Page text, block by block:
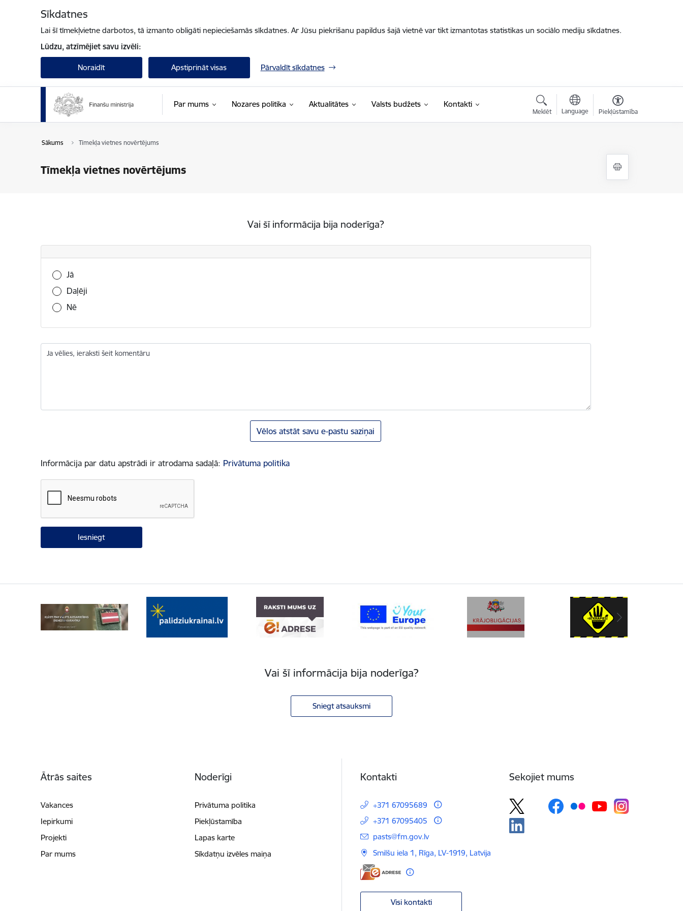
Sīkdatnes
Lai šī tīmekļvietne darbotos, tā izmanto obligāti nepieciešamās sīkdatnes. Ar Jūsu piekrišanu papildus šajā vietnē var tikt izmantotas statistikas un sociālo mediju sīkdatnes.
Lūdzu, atzīmējiet savu izvēli:
Noraidīt Apstiprināt visas Pārvaldīt sīkdatnes
Par mums Nozares politika Aktualitātes Valsts budžets Kontakti
Meklēt Language Piekļūstamība
Sākums Tīmekļa vietnes novērtējums
Tīmekļa vietnes novērtējums
Vai šī informācija bija noderīga?
Vai šī informācija bija noderīga?
Jā
Daļēji
Nē
Ja vēlies, ieraksti šeit komentāru
Vēlos atstāt savu e-pastu saziņai
Informācija par datu apstrādi ir atrodama sadaļā: Privātuma politika
Vai šī informācija bija noderīga?
Sniegt atsauksmi
Ātrās saites
Vakances
Iepirkumi
Projekti
Par mums
Noderīgi
Privātuma politika
Piekļūstamība
Lapas karte
Sīkdatņu izvēles maiņa
Kontakti
+371 67095689
+371 67095405
E-pasts:
pasts@fm.gov.lv
Smilšu iela 1, Rīga, LV-1919, Latvija
Visi kontakti
Sekojiet mums